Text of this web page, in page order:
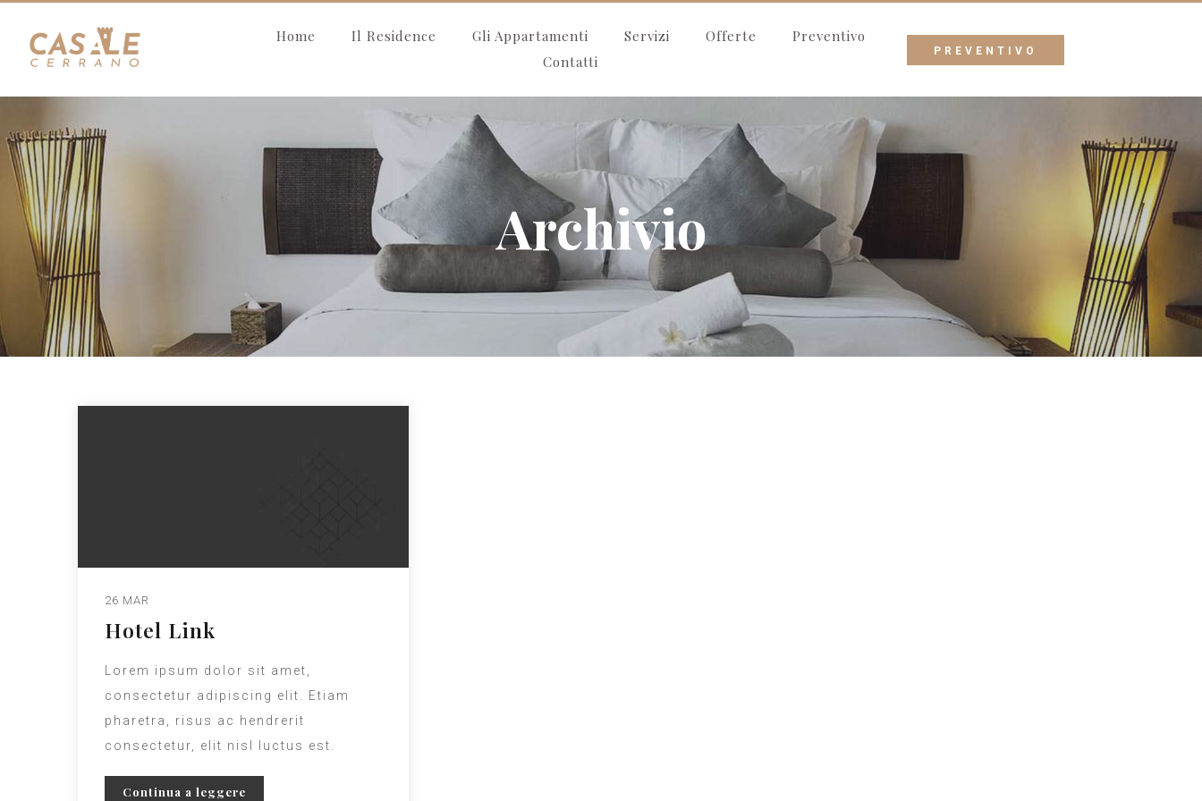
Home Il Residence Gli Appartamenti Servizi Offerte
Preventivo
Contatti
PREVENTIVO
Archivio
26 MAR
Hotel Link
Lorem ipsum dolor sit amet,
consectetur adipiscing elit. Etiam
pharetra, risus ac hendrerit
consectetur, elit nisl luctus est.
Continua a leggere